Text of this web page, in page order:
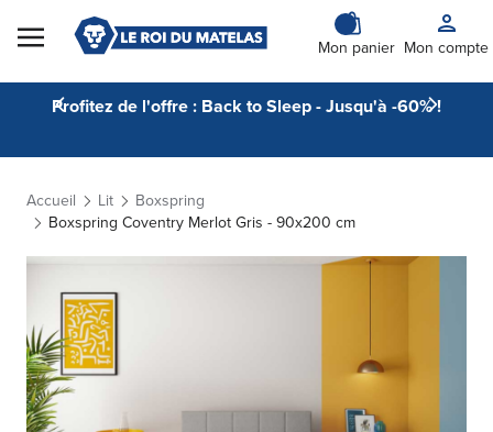
Skip to Content
Mon panier Mon compte
Profitez de l'offre : Back to Sleep - Jusqu'à -60% !
Accueil Lit
Boxspring
Boxspring Coventry Merlot Gris - 90x200 cm